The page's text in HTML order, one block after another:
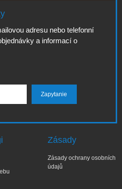
adresu nebo telefonní
a informací o
Zásady
Zásady ochrany osobních
údajů